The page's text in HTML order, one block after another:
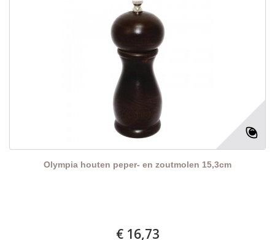
Olympia houten peper- en zoutmolen 15,3cm
€ 16,73